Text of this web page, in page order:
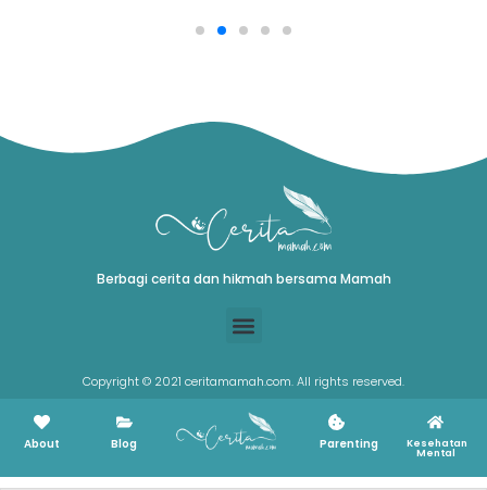
Berbagi cerita dan hikmah bersama Mamah
Copyright © 2021 ceritamamah.com. All rights reserved.
About Blog Parenting Kesehatan
Mental